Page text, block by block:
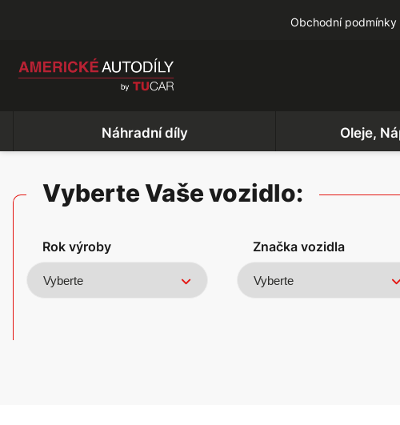
Obchodní podmínky
Náhradní díly Oleje,
Vyberte Vaše vozidlo:
Rok výroby Značka vozidla